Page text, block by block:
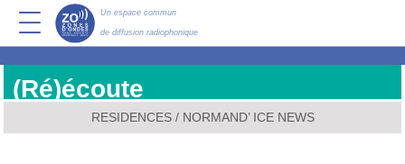
Un espace commun
de diffusion radiophonique
(Ré)écoute
RESIDENCES/ NORMAND’ ICE NEWS